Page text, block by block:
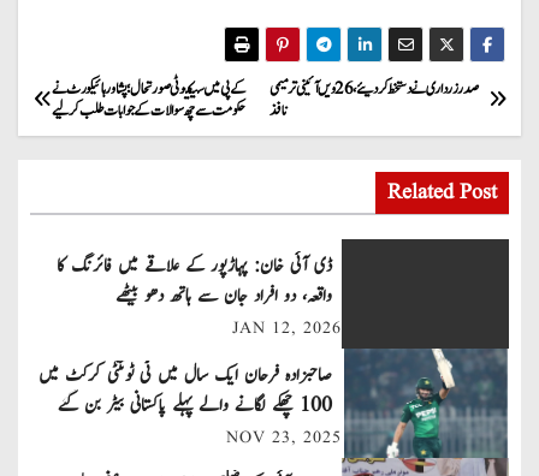
P
o
s
t
a
v
i
کے پی میں سیکیوٹی صورتحال؛ پشاور ہائیکورٹ نے
حکومت سے چھ سوالات کے جوابات طلب کرلیے
صدر زرداری نے دستخط کر دیئے ، 26 ویں آئینی ترمیمی
نافذ
Related Post
ڈی آئی خان: پہاڑپور کے علاقے میں فائرنگ کا
واقعہ، دو افراد جان سے ہاتھ دھو بیٹھے
JAN 12, 2026
صاحبزادہ فرحان ایک سال میں ٹی ٹوئنٹی کرکٹ میں
100 چھکے لگانے والے پہلے پاکستانی بیٹر بن گئے
NOV 23, 2025